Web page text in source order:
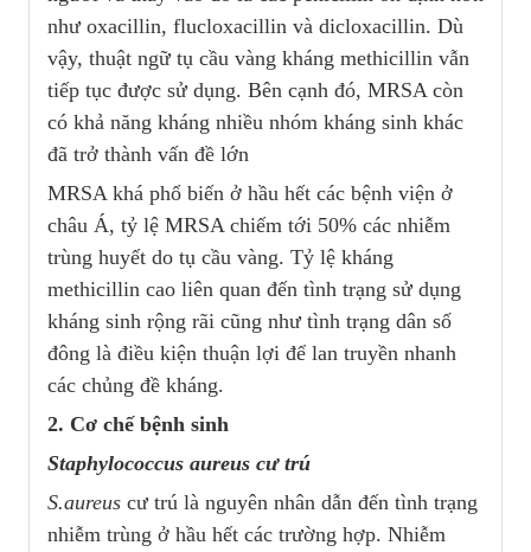
như oxacillin, flucloxacillin và dicloxacillin. Dù
vậy, thuật ngữ tụ cầu vàng kháng methicillin vẫn
tiếp tục được sử dụng. Bên cạnh đó, MRSA còn
có khả năng kháng nhiều nhóm kháng sinh khác
đã trở thành vấn đề lớn
MRSA khá phổ biến ở hầu hết các bệnh viện ở
châu Á, tỷ lệ MRSA chiếm tới 50% các nhiễm
trùng huyết do tụ cầu vàng. Tỷ lệ kháng
methicillin cao liên quan đến tình trạng sử dụng
kháng sinh rộng rãi cũng như tình trạng dân số
đông là điều kiện thuận lợi để lan truyền nhanh
các chủng đề kháng.
2. Cơ chế bệnh sinh
Staphylococcus aureus cư trú
S.aureus cư trú là nguyên nhân dẫn đến tình trạng
nhiễm trùng ở hầu hết các trường hợp. Nhiễm